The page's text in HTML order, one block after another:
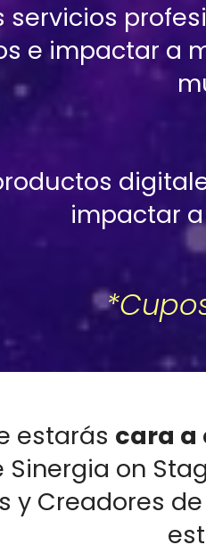
servicios
e impactar a
impactar
estarás cara a
Sinergia on
y Creadores